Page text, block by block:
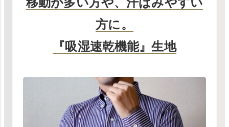
方に。
『吸湿速乾機能』生地